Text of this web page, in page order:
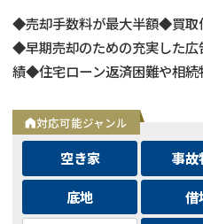
◆売却手数料が最大半額◆買取
◆早期売却のための充実した
績◆住宅ローン返済困難や相
却も可能◆プロフェッショナ
対応可能ジャンル
空き家 事故
底地
借